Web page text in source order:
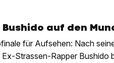
auf den
für Aufsehen: Nach
Strassen-Rapper Bushido